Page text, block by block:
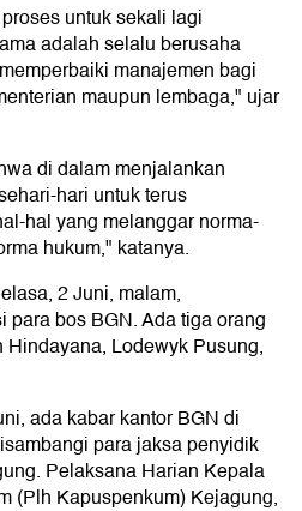
untuk sekali lagi
adalah selalu berusaha
manajemen bagi
maupun lembaga," ujar
di dalam menjalankan
hari untuk terus
hal yang melanggar norma-
hukum," katanya.
2 Juni, malam,
bos BGN. Ada tiga orang
Lodewyk Pusung,
ada kabar kantor BGN di
para jaksa penyidik
Pelaksana Harian Kepala
(Plh Kapuspenkum) Kejagung,